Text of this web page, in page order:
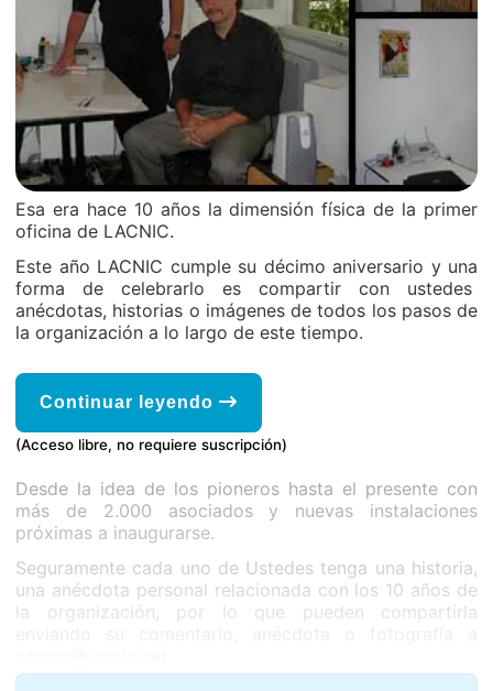
Esa era hace 10 años la dimensión física de la primer
oficina de LACNIC.
Este año LACNIC cumple su décimo aniversario y una
forma de celebrarlo es compartir con ustedes
anécdotas, historias o imágenes de todos los pasos de
la organización a lo largo de este tiempo.
Continuar leyendo
(Acceso libre, no requiere suscripción)
Desde la idea de los pioneros hasta el presente con
más de 2.000 asociados y nuevas instalaciones
próximas a inaugurarse.
Seguramente cada uno de Ustedes tenga una historia,
una anécdota personal relacionada con los 10 años de
la organización, por lo que pueden compartirla